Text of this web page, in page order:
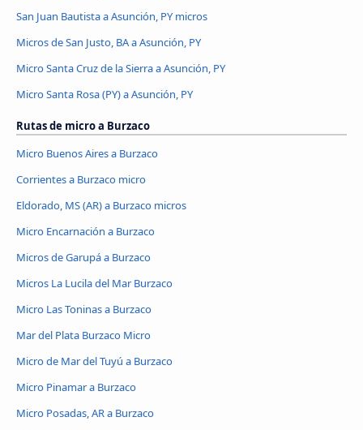
San Juan Bautista a Asunción, PY micros
Micros de San Justo, BA a Asunción, PY
Micro Santa Cruz de la Sierra a Asunción, PY
Micro Santa Rosa (PY) a Asunción, PY
Rutas de micro a Burzaco
Micro Buenos Aires a Burzaco
Corrientes a Burzaco micro
Eldorado, MS (AR) a Burzaco micros
Micro Encarnación a Burzaco
Micros de Garupá a Burzaco
Micros La Lucila del Mar Burzaco
Micro Las Toninas a Burzaco
Mar del Plata Burzaco Micro
Micro de Mar del Tuyú a Burzaco
Micro Pinamar a Burzaco
Micro Posadas, AR a Burzaco